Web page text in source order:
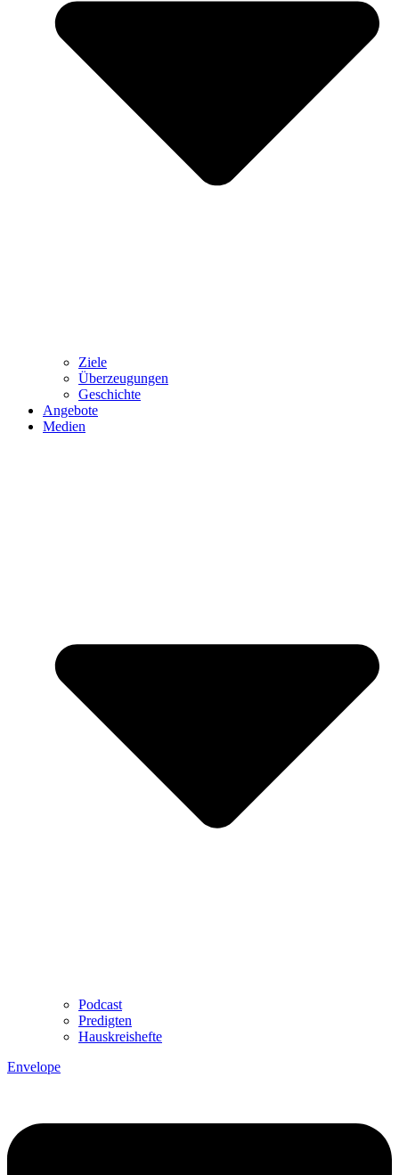
Ziele
Überzeugungen
Geschichte
Angebote
Medien
Podcast
Predigten
Hauskreishefte
Envelope